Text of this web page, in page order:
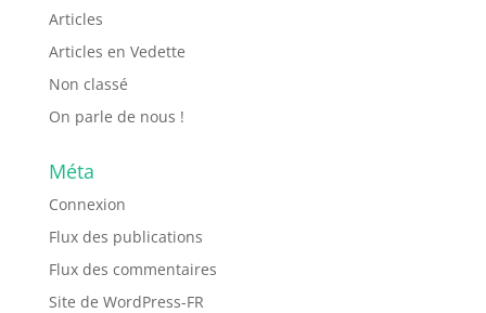
Articles
Articles en Vedette
Non classé
On parle de nous !
Méta
Connexion
Flux des publications
Flux des commentaires
Site de WordPress-FR